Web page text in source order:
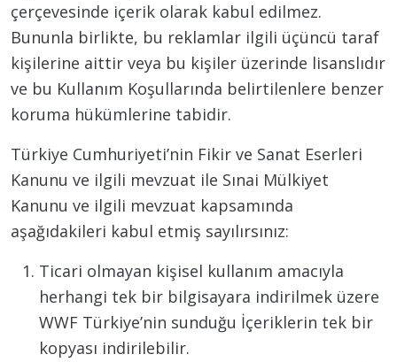
çerçevesinde içerik olarak kabul edilmez.
Bununla birlikte, bu reklamlar ilgili üçüncü taraf
kişilerine aittir veya bu kişiler üzerinde lisanslıdır
ve bu Kullanım Koşullarında belirtilenlere benzer
koruma hükümlerine tabidir.
Türkiye Cumhuriyeti’nin Fikir ve Sanat Eserleri
Kanunu ve ilgili mevzuat ile Sınai Mülkiyet
Kanunu ve ilgili mevzuat kapsamında
aşağıdakileri kabul etmiş sayılırsınız:
Ticari olmayan kişisel kullanım amacıyla
herhangi tek bir bilgisayara indirilmek üzere
WWF Türkiye’nin sunduğu İçeriklerin tek bir
kopyası indirilebilir.